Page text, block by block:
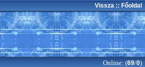
Vissza :: Főoldal
Online: (69/0)